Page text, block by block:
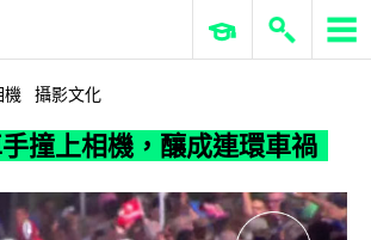
賽車手撞上相機，釀成連環車禍
ERP 與商業 AI
機 攝影文化
撞上相機，釀成連環車禍